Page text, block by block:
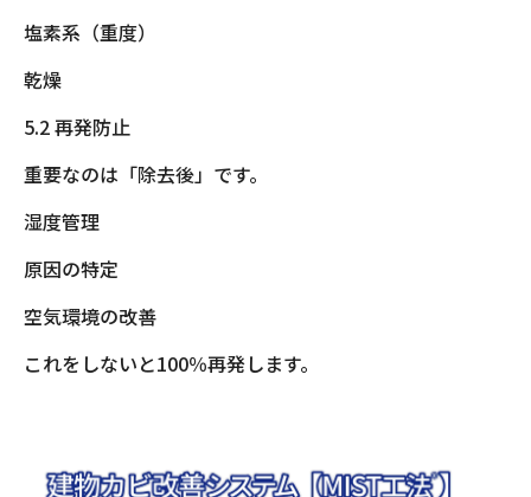
塩素系（重度）
乾燥
5.2 再発防止
重要なのは「除去後」です。
湿度管理
原因の特定
空気環境の改善
これをしないと100％再発します。